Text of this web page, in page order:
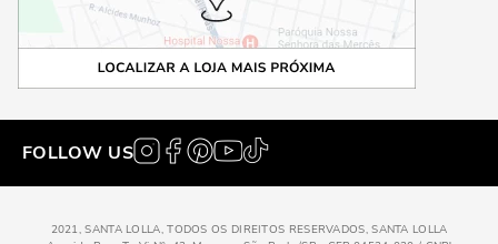
FOLLOW US
2021, SANTA LOLLA, TODOS OS DIREITOS RESERVADOS, SANTA LOLLA